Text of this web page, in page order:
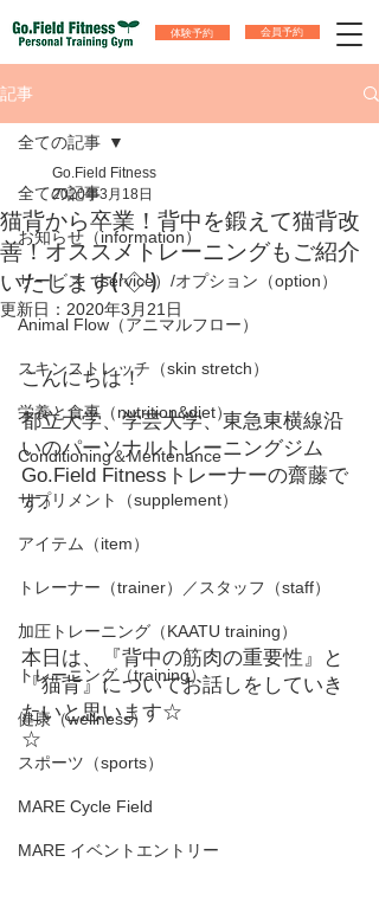
体験予約 会員予約
記事
全ての記事
お知らせ（information）
サービス（service）/オプション（option）
Animal Flow（アニマルフロー）
スキンストレッチ（skin stretch）
栄養と食事（nutrition&diet）
Conditioning＆Mentenance
サプリメント（supplement）
アイテム（item）
トレーナー（trainer）／スタッフ（staff）
加圧トレーニング（KAATU training）
トレーニング（training）
健康（wellness）
スポーツ（sports）
MARE Cycle Field
MARE イベントエントリー
全ての記事
猫背から卒業！背中を鍛えて猫背改
善！オススメトレーニングもご紹介
いたします('◇')ゞ
Go.Field Fitness
2020年3月18日
更新日： 2020年3月21日
こんにちは！
都立大学、学芸大学、東急東横線沿
いのパーソナルトレーニングジム
Go.Field Fitnessトレーナーの齋藤で
す♪
本日は、『背中の筋肉の重要性』と
『猫背』についてお話しをしていき
たいと思います☆
☆